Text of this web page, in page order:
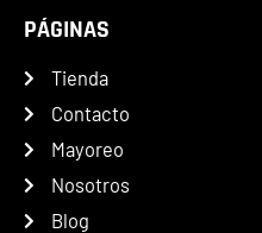
PÁGINAS
Tienda
Contacto
Mayoreo
Nosotros
Blog